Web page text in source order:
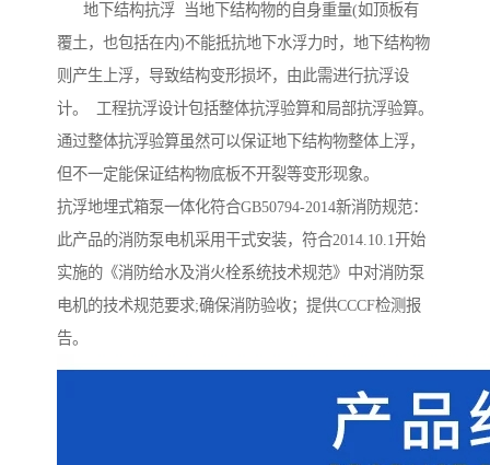
地下结构抗浮 当地下结构物的自身重量(如顶板有
覆土，也包括在内)不能抵抗地下水浮力时，地下结构物
则产生上浮，导致结构变形损坏，由此需进行抗浮设
计。 工程抗浮设计包括整体抗浮验算和局部抗浮验算。
通过整体抗浮验算虽然可以保证地下结构物整体上浮，
但不一定能保证结构物底板不开裂等变形现象。
抗浮地埋式箱泵一体化符合GB50794-2014新消防规范：
此产品的消防泵电机采用干式安装，符合2014.10.1开始
实施的《消防给水及消火栓系统技术规范》中对消防泵
电机的技术规范要求;确保消防验收；提供CCCF检测报
告。